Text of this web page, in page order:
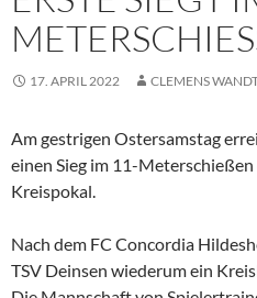
17. APRIL 2022 CLEMENS
Am gestrigen Ostersamstag
einen Sieg im 11-
Kreispokal.
Nach dem FC Concordia
TSV Deinsen wiederum ein